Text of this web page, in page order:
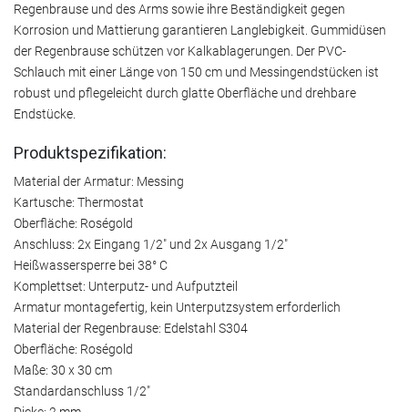
Regenbrause und des Arms sowie ihre Beständigkeit gegen
Korrosion und Mattierung garantieren Langlebigkeit. Gummidüsen
der Regenbrause schützen vor Kalkablagerungen. Der PVC-
Schlauch mit einer Länge von 150 cm und Messingendstücken ist
robust und pflegeleicht durch glatte Oberfläche und drehbare
Endstücke.
Produktspezifikation:
Material der Armatur: Messing
Kartusche: Thermostat
Oberfläche: Roségold
Anschluss: 2x Eingang 1/2" und 2x Ausgang 1/2"
Heißwassersperre bei 38° C
Komplettset: Unterputz- und Aufputzteil
Armatur montagefertig, kein Unterputzsystem erforderlich
Material der Regenbrause: Edelstahl S304
Oberfläche: Roségold
Maße: 30 x 30 cm
Standardanschluss 1/2"